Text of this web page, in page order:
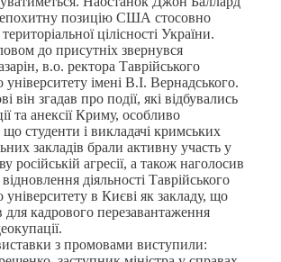
позицію США стосовно
цілісності України.
до присутніх звернувся
в.о. ректора Таврійського
університету імені В.І. Вернадського.
він згадав про події, які відбувались
та анексії Криму, особливо
студенти і викладачі кримських
закладів брали активну участь у
російській агресії, а також наголосив
діяльності Таврійського
університету в Києві як закладу, що
для кадрового перезавантаження
з промовами виступили: